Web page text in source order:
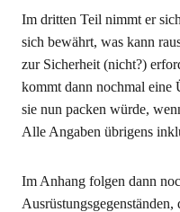
Im dritten Teil nimmt er
sich bewährt, was kann
zur Sicherheit (nicht?)
kommt dann nochmal eine
sie nun packen würde,
Alle Angaben übrigens
Im Anhang folgen dann